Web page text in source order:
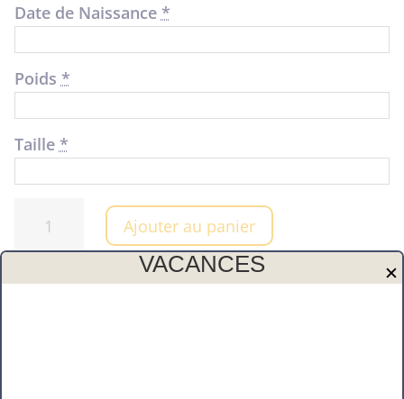
Date de Naissance *
Poids *
Taille *
Blason
naissance
Ajouter au panier
VACANCES ✕